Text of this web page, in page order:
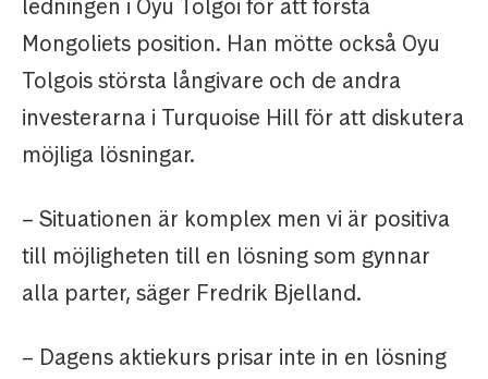
ledningen i Oyu Tolgoi för att förstå
Mongoliets position. Han mötte också Oyu
Tolgois största långivare och de andra
investerarna i Turquoise Hill för att diskutera
möjliga lösningar.
– Situationen är komplex men vi är positiva
till möjligheten till en lösning som gynnar
alla parter, säger Fredrik Bjelland.
– Dagens aktiekurs prisar inte in en lösning